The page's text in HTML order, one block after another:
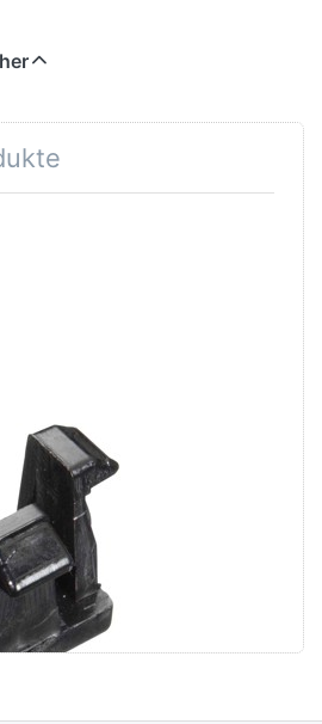
Produkt liegen noch keine Bewertungen